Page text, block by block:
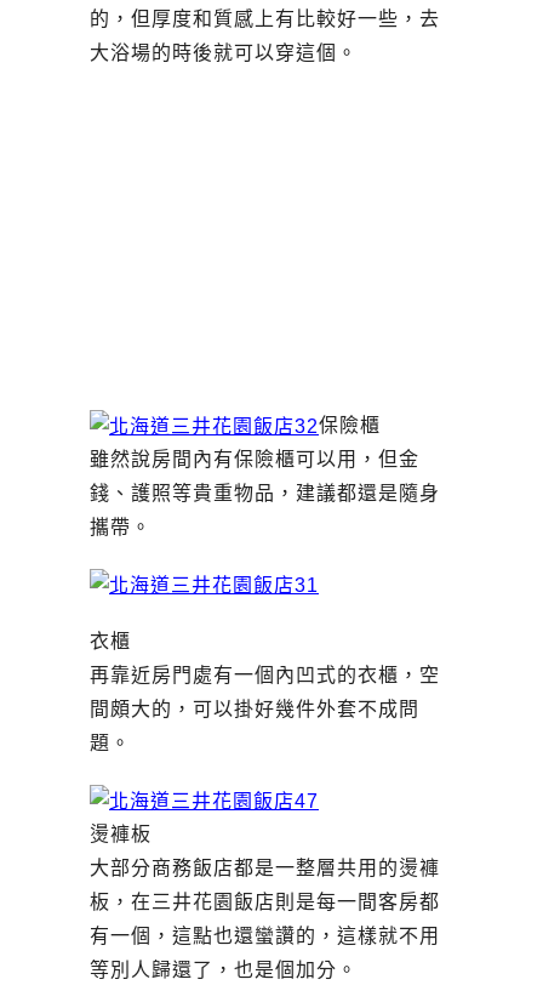
的，但厚度和質感上有比較好一些，去
大浴場的時後就可以穿這個。
保險櫃
雖然說房間內有保險櫃可以用，但金
錢、護照等貴重物品，建議都還是隨身
攜帶。
衣櫃
再靠近房門處有一個內凹式的衣櫃，空
間頗大的，可以掛好幾件外套不成問
題。
燙褲板
大部分商務飯店都是一整層共用的燙褲
板，在三井花園飯店則是每一間客房都
有一個，這點也還蠻讚的，這樣就不用
等別人歸還了，也是個加分。